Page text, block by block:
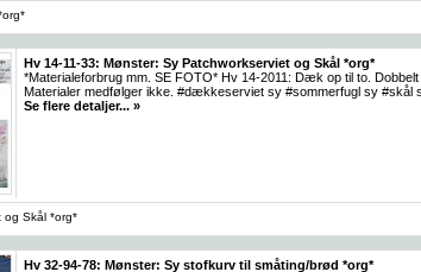
Hv 14-11-33: Mønster: Sy Patchworkserviet og Skål *org*
*Materialeforbrug mm. SE FOTO* Hv 14-2011: Dæk op til to.
Materialer medfølger ikke. #dækkeserviet sy #sommerfugl sy #skål
Se flere detaljer... »
og Skål *org*
Hv 32-94-78: Mønster: Sy stofkurv til småting/brød *org*